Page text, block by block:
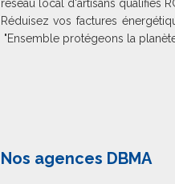
réseau local d'artisans qualifiés
Réduisez vos factures
"Ensemble protégeons la
Nos agences DBMA